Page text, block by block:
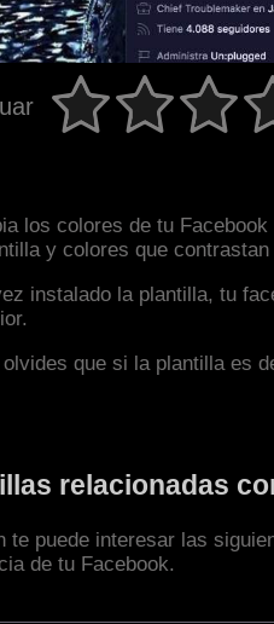
los colores de tu
y colores que
instalado la plantilla, tu
que si la plantilla es
relacionadas
te puede interesar las
de tu Facebook.